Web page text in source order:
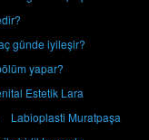
günde iyileşir?
yapar?
Estetik Lara
Labioplasti Muratpaşa